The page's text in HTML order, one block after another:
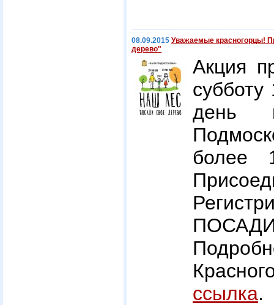
08.09.2015 Уважаемые красногорцы!
дерево"
Акция
день
более
ссылка.